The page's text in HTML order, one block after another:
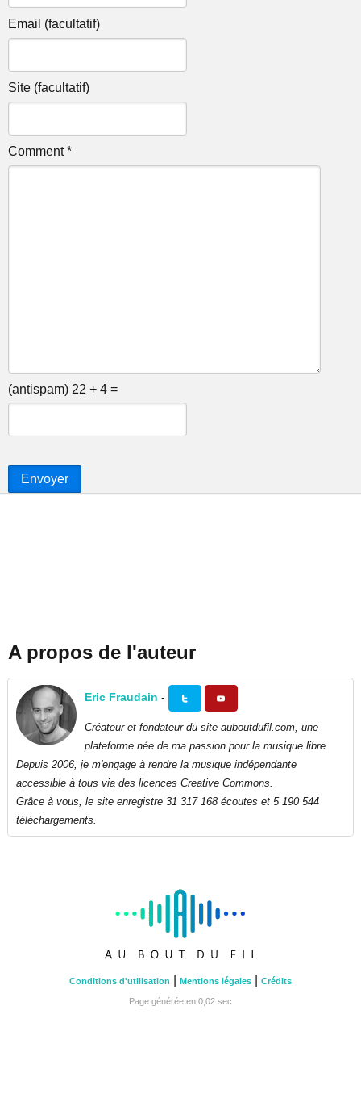
Email (facultatif)
Site (facultatif)
Comment *
(antispam) 22 + 4 =
Envoyer
A propos de l'auteur
Eric Fraudain -
Créateur et fondateur du site auboutdufil.com, une
plateforme née de ma passion pour la musique libre.
Depuis 2006, je m'engage à rendre la musique indépendante
accessible à tous via des licences Creative Commons.
Grâce à vous, le site enregistre 31 317 168 écoutes et 5 190 544
téléchargements.
Conditions d'utilisation Mentions légales Crédits
Page générée en 0,02 sec